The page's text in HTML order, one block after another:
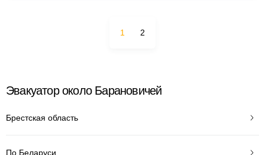
1 2
Эвакуатор около Барановичей
Брестская область
По Беларуси